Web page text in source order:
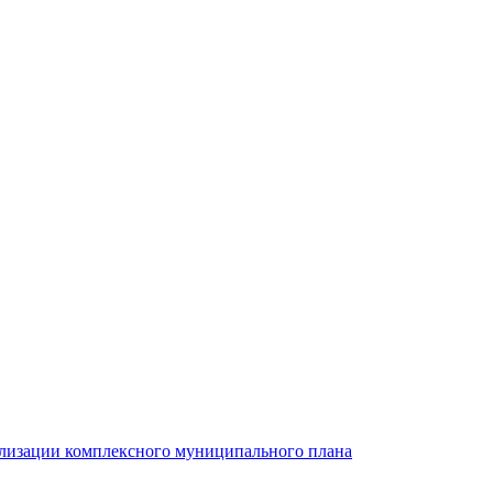
комплексного муниципального плана